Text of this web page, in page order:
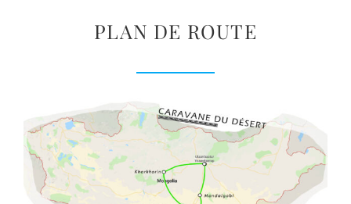
PLAN DE ROUTE